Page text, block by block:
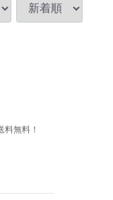
料無料！